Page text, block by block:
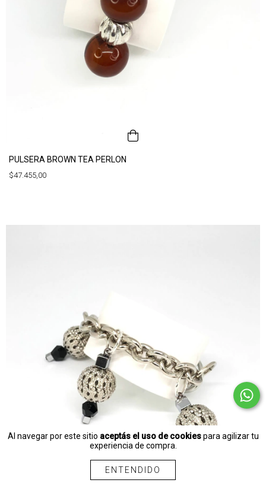
Al navegar por este sitio aceptás el uso de cookiespara agilizar tu
experiencia de compra.
ENTENDIDO
PULSERA BROWN TEA PERLON
$47.455,00